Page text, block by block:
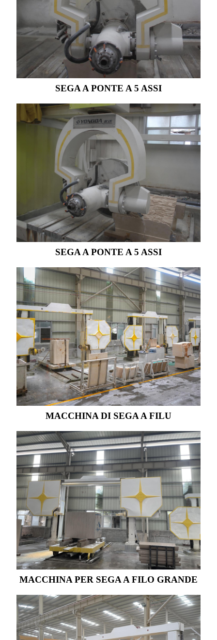
SEGA A PONTE A 5 ASSI
SEGA A PONTE A 5 ASSI
MACCHINA DI SEGA A FILU
MACCHINA PER SEGA A FILO GRANDE